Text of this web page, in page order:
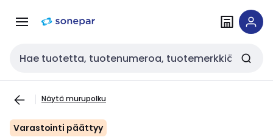
navigointiinsisältöön
Haku
Näytä murupolku
Varastointi päättyy